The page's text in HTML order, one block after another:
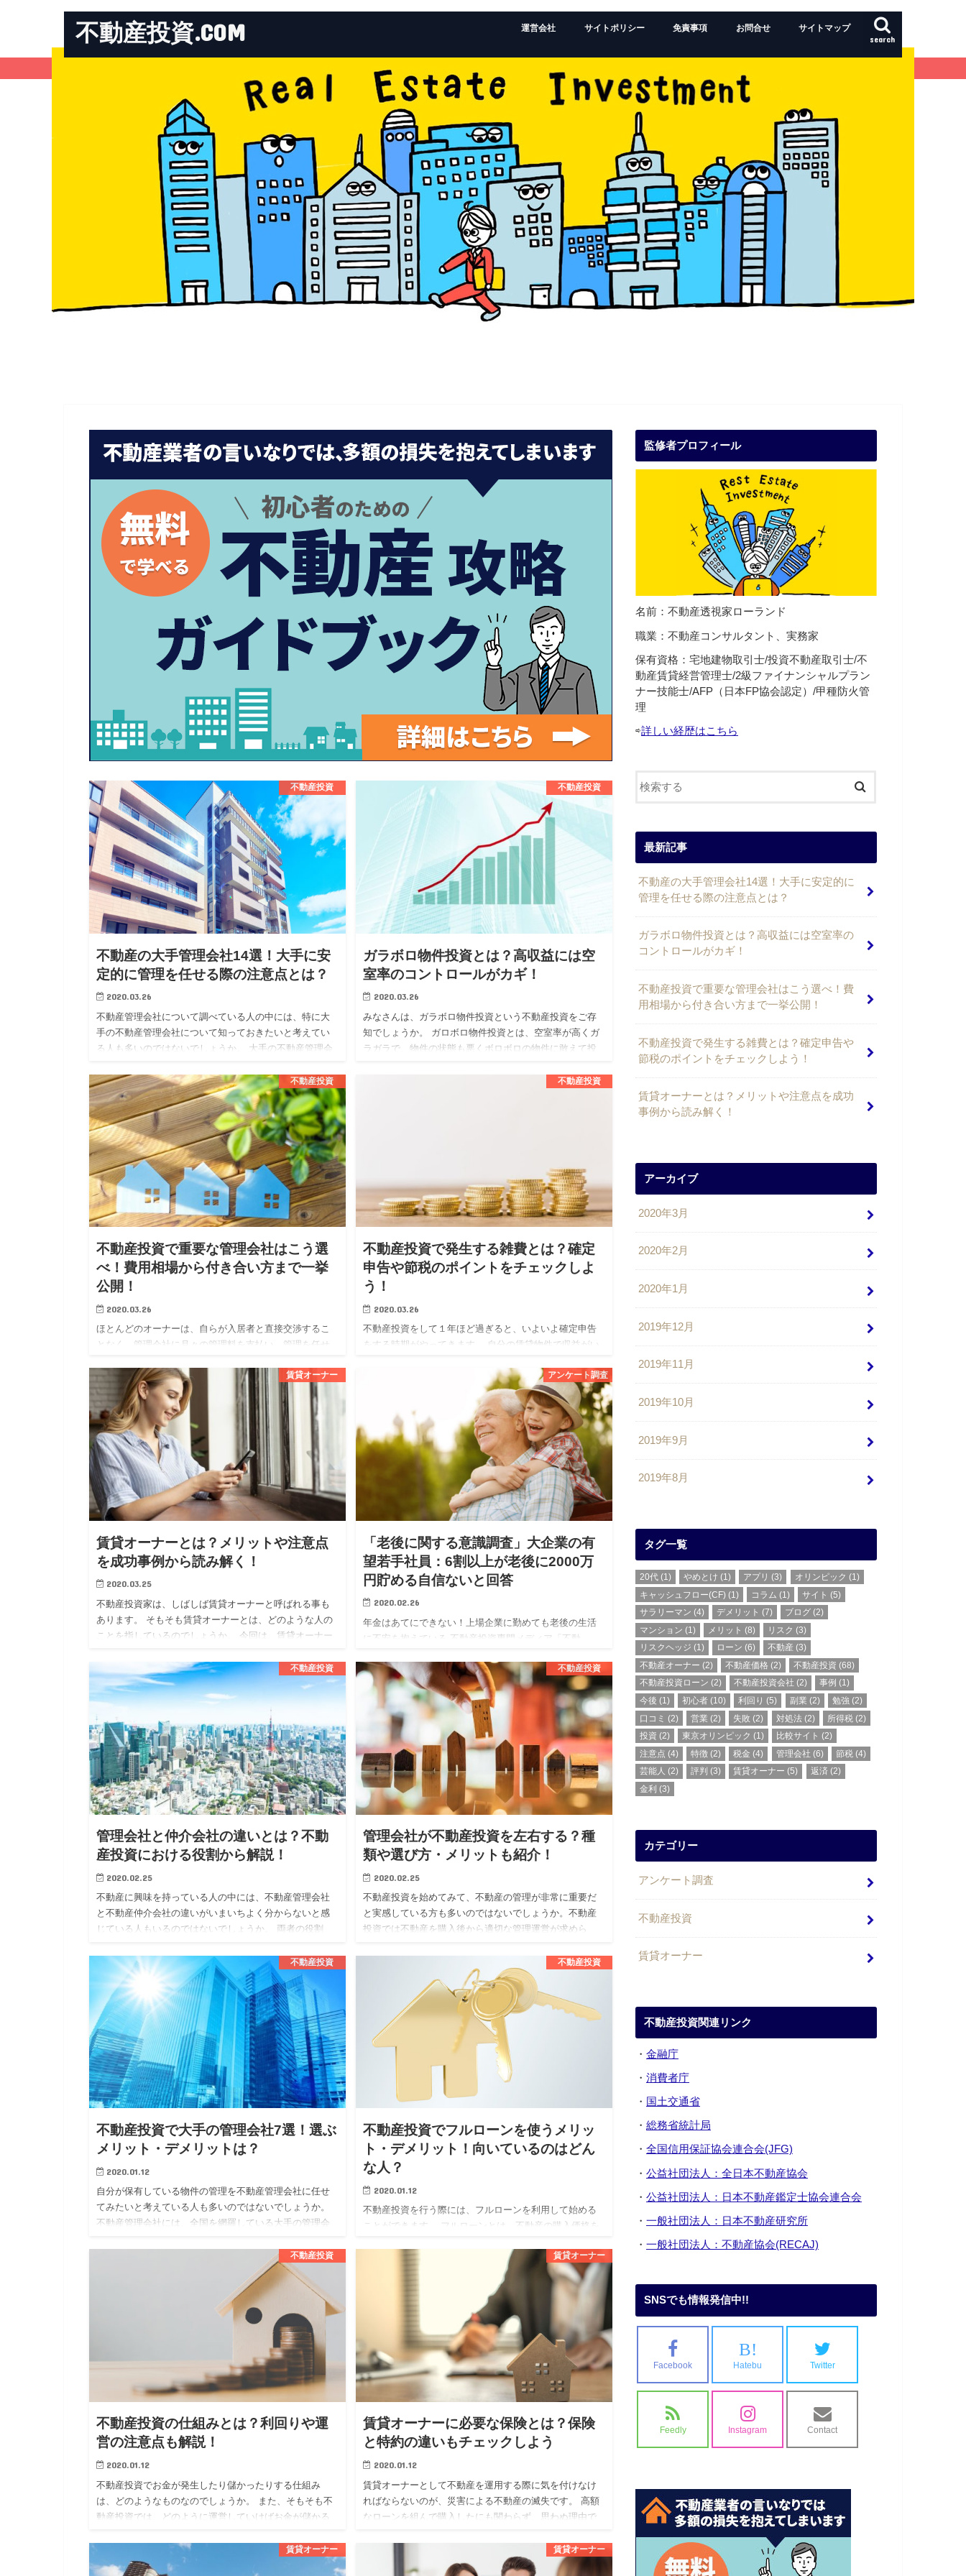
不動産投資.COM search
運営会社 サイトポリシー 免責事項 お問合せ サイトマップ
不動産投資
不動産の大手管理会社14選！大手に安
定的に管理を任せる際の注意点とは？
2020.03.26
不動産管理会社について調べている人の中には、特に大
手の不動産管理会社について知っておきたいと考えてい
る人も多いのではないでしょうか。 大手の不動産管理会
ービスを期待する事…
不動産投資
ガラボロ物件投資とは？高収益には空
室率のコントロールがカギ！
2020.03.26
みなさんは、ガラボロ物件投資という不動産投資をご存
知でしょうか。 ガロボロ物件投資とは、空室率が高くガ
ラガラで、物件の状態も悪くボロボロの物件に敢えて投
不動産投資
不動産投資で重要な管理会社はこう選
べ！費用相場から付き合い方まで一挙
公開！
2020.03.26
ほとんどのオーナーは、自らが入居者と直接交渉するこ
となく、管理会社に月々の管理料を支払い、管理を任せ
とで専門家に任せられる安心感が得られ、賃貸経営にか
かる勉強や労力を軽…
不動産投資
不動産投資で発生する雑費とは？確定
申告や節税のポイントをチェックしよ
う！
2020.03.26
不動産投資をして１年ほど過ぎると、いよいよ確定申告
をする時期がやってきます。 自分の賃貸物件で収益がい
か、初めての場合は特に分からないこともあるかと思い
賃貸オーナー
賃貸オーナーとは？メリットや注意点
を成功事例から読み解く！
2020.03.25
不動産投資家は、しばしば賃貸オーナーと呼ばれる事も
あります。 そもそも賃貸オーナーとは、どのような人の
ことを指しているのでしょうか。 今回は、賃貸オーナー
ます。 賃貸オー…
アンケート調査
「老後に関する意識調査」大企業の有
望若手社員：6割以上が老後に2000万
円貯める自信ないと回答
2020.02.26
年金はあてにできない！上場企業に勤めても老後の生活
に不安を抱えている 不動産投資専門メディア「不動
藤 剛、本社：東京都渋谷区）は、上場企業勤続3年目以
上の20代男…
不動産投資
管理会社と仲介会社の違いとは？不動
産投資における役割から解説！
2020.02.25
不動産に興味を持っている人の中には、不動産管理会社
と不動産仲介会社の違いがいまいちよく分からないと感
じている人もいるのではないでしょうか。 両者の役割
す。 今回は、そんな不…
不動産投資
管理会社が不動産投資を左右する？種
類や選び方・メリットも紹介！
2020.02.25
不動産投資を始めてみて、不動産の管理が非常に重要だ
と実感している方も多いのではないでしょうか。不動産
投資では不動産を購入後から適切な管理運営が求めら
不動産投資
不動産投資で大手の管理会社7選！選ぶ
メリット・デメリットは？
2020.01.12
自分が保有している物件の管理を不動産管理会社に任せ
てみたいと考えている人も多いのではないでしょうか。
不動産管理会社には、全国を網羅している大手の管理会
不動産投資
不動産投資でフルローンを使うメリッ
ト・デメリット！向いているのはどん
な人？
2020.01.12
不動産投資を行う際には、フルローンを利用して始める
ことができます。 フルローンとは、不動産の購入価格を
ものです。 不動産投資を始めたい人の中には、フルロー
不動産投資
不動産投資の仕組みとは？利回りや運
営の注意点も解説！
2020.01.12
不動産投資でお金が発生したり儲かったりする仕組み
は、どのようなものなのでしょうか。 また、そもそも不
動産投資では、どのように運営していけばお金が儲かる
賃貸オーナー
賃貸オーナーに必要な保険とは？保険
と特約の違いもチェックしよう
2020.01.12
賃貸オーナーとして不動産を運用する際に気を付けなけ
ればならないのが、災害による不動産の滅失です。 高額
なローンを組んで購入したにも関わらず、思わぬ理由で
賃貸オーナー 賃貸オーナー
監修者プロフィール
名前：不動産透視家ローランド
職業：不動産コンサルタント、実務家
保有資格：宅地建物取引士/投資不動産取引士/不
動産賃貸経営管理士/2級ファイナンシャルプラン
ナー技能士/AFP（日本FP協会認定）/甲種防火管
理
⇨詳しい経歴はこちら
最新記事
不動産の大手管理会社14選！大手に安定的に
管理を任せる際の注意点とは？
ガラボロ物件投資とは？高収益には空室率の
コントロールがカギ！
不動産投資で重要な管理会社はこう選べ！費
用相場から付き合い方まで一挙公開！
不動産投資で発生する雑費とは？確定申告や
節税のポイントをチェックしよう！
賃貸オーナーとは？メリットや注意点を成功
事例から読み解く！
アーカイブ
2020年3月
2020年2月
2020年1月
2019年12月
2019年11月
2019年10月
2019年9月
2019年8月
タグ一覧
20代 (1) やめとけ (1) アプリ (3) オリンピック (1)
キャッシュフロー(CF) (1) コラム (1) サイト (5)
サラリーマン (4) デメリット (7) ブログ (2)
マンション (1) メリット (8) リスク (3)
リスクヘッジ (1) ローン (6) 不動産 (3)
不動産オーナー (2) 不動産価格 (2) 不動産投資 (68)
不動産投資ローン (2) 不動産投資会社 (2) 事例 (1)
今後 (1) 初心者 (10) 利回り (5) 副業 (2) 勉強 (2)
口コミ (2) 営業 (2) 失敗 (2) 対処法 (2) 所得税 (2)
投資 (2) 東京オリンピック (1) 比較サイト (2)
注意点 (4) 特徴 (2) 税金 (4) 管理会社 (6) 節税 (4)
芸能人 (2) 評判 (3) 賃貸オーナー (5) 返済 (2)
金利 (3)
カテゴリー
アンケート調査
不動産投資
賃貸オーナー
不動産投資関連リンク
・ 金融庁
・ 消費者庁
・ 国土交通省
・ 総務省統計局
・ 全国信用保証協会連合会(JFG)
・ 公益社団法人：全日本不動産協会
・ 公益社団法人：日本不動産鑑定士協会連合会
・ 一般社団法人：日本不動産研究所
・ 一般社団法人：不動産協会(RECAJ)
SNSでも情報発信中!!
Facebook
B!
Hatebu Twitter
Feedly Instagram Contact